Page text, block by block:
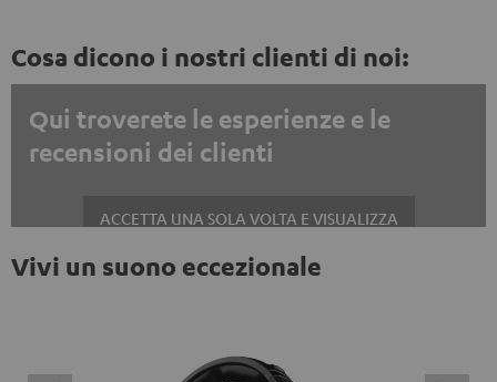
Cosa dicono i nostri clienti di noi:
Qui troverete le esperienze e le
recensioni dei clienti
ACCETTA UNA SOLA VOLTA E VISUALIZZA
Mostrare sempre i contenuti esterni? Attivalo nelle impostazioni privacy
semplice clic. Facendo clic sul contenuto, l'utente
Vivi un suono eccezionale